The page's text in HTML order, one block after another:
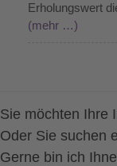
Erholungswert
(mehr …)
Sie möchten Ihre
Oder Sie suchen
Gerne bin ich